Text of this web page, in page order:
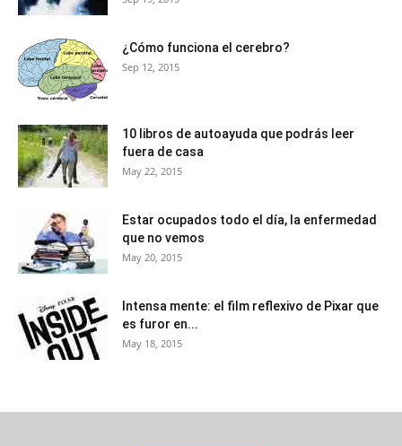
¿Cómo funciona el cerebro?
Sep 12, 2015
10 libros de autoayuda que podrás leer
fuera de casa
May 22, 2015
Estar ocupados todo el día, la enfermedad
que no vemos
May 20, 2015
Intensa mente: el film reflexivo de Pixar que
es furor en...
May 18, 2015